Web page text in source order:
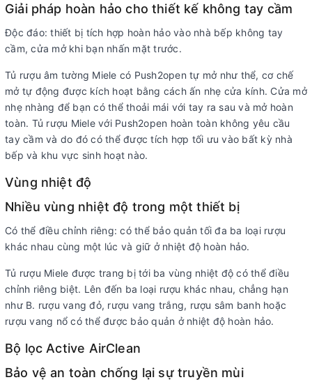
Giải pháp hoàn hảo cho thiết kế không tay cầm
Độc đáo: thiết bị tích hợp hoàn hảo vào nhà bếp không tay
cầm, cửa mở khi bạn nhấn mặt trước.
Tủ rượu âm tường Miele có Push2open tự mở như thể, cơ chế
mở tự động được kích hoạt bằng cách ấn nhẹ cửa kính. Cửa mở
nhẹ nhàng để bạn có thể thoải mái với tay ra sau và mở hoàn
toàn. Tủ rượu Miele với Push2open hoàn toàn không yêu cầu
tay cầm và do đó có thể được tích hợp tối ưu vào bất kỳ nhà
bếp và khu vực sinh hoạt nào.
Vùng nhiệt độ
Nhiều vùng nhiệt độ trong một thiết bị
Có thể điều chỉnh riêng: có thể bảo quản tối đa ba loại rượu
khác nhau cùng một lúc và giữ ở nhiệt độ hoàn hảo.
Tủ rượu Miele được trang bị tới ba vùng nhiệt độ có thể điều
chỉnh riêng biệt. Lên đến ba loại rượu khác nhau, chẳng hạn
như B. rượu vang đỏ, rượu vang trắng, rượu sâm banh hoặc
rượu vang nổ có thể được bảo quản ở nhiệt độ hoàn hảo.
Bộ lọc Active AirClean
Bảo vệ an toàn chống lại sự truyền mùi